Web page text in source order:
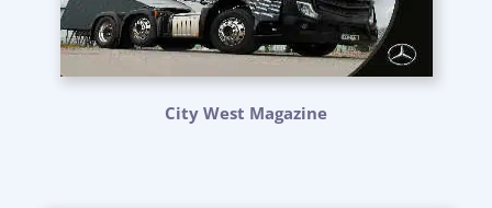
City West Magazine